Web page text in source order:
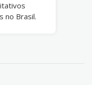
no Brasil.